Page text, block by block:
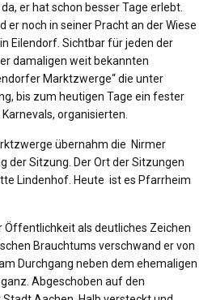
er hat schon besser Tage erlebt.
er noch in seiner Pracht an der Wiese
Eilendorf. Sichtbar für jeden der
damaligen weit bekannten
Marktzwerge“ die unter
bis zum heutigen Tage ein fester
organisierten.
übernahm die Nirmer
der Sitzung. Der Ort der Sitzungen
Lindenhof. Heute ist es Pfarrheim
Öffentlichkeit als deutliches Zeichen
Brauchtums verschwand er von
Durchgang neben dem ehemaligen
Abgeschoben auf den